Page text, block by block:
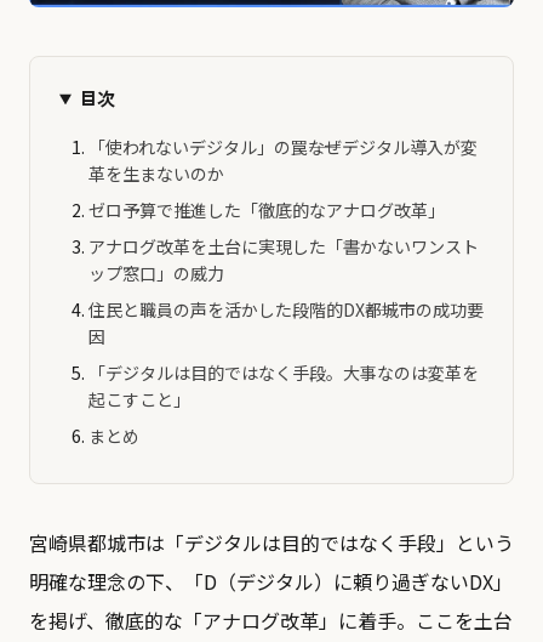
目次
「使われないデジタル」の罠――なぜデジタル導入が変
革を生まないのか
ゼロ予算で推進した「徹底的なアナログ改革」
アナログ改革を土台に実現した「書かないワンスト
ップ窓口」の威力
住民と職員の声を活かした段階的DX――都城市の成功要
因
「デジタルは目的ではなく手段。大事なのは変革を
起こすこと」
まとめ
宮崎県都城市は「デジタルは目的ではなく手段」という
明確な理念の下、「D（デジタル）に頼り過ぎないDX」
を掲げ、徹底的な「アナログ改革」に着手。ここを土台